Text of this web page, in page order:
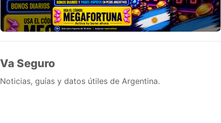
Va Seguro
Noticias, guías y datos útiles de Argentina.